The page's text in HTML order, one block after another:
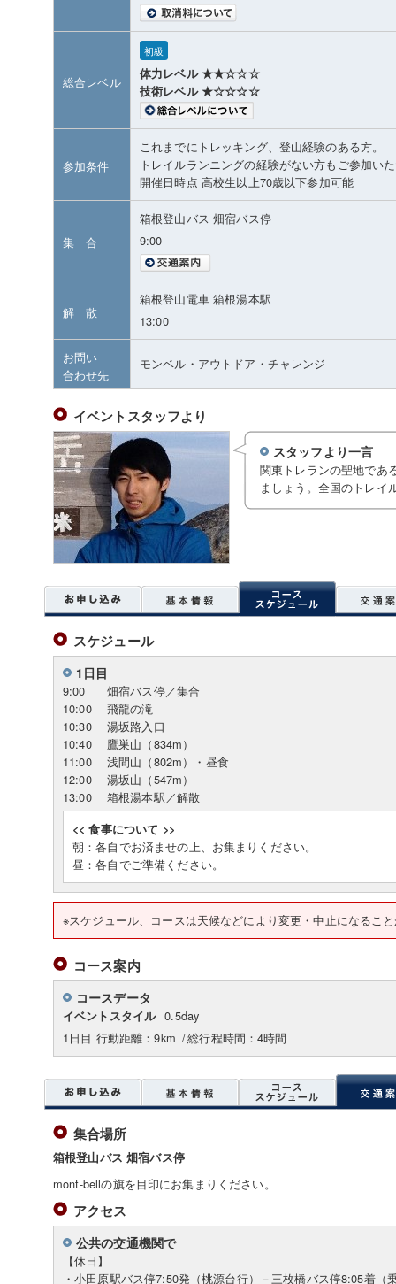
総合レベル
初級
体力レベル ★★☆☆☆
技術レベル ★☆☆☆☆
参加条件
これまでにトレッキング、登山経験のある方。
トレイルランニングの経験がない方もご参加い
開催日時点 高校生以上70歳以下参加可能
集 合
箱根登山バス 畑宿バス停
9:00
解 散
箱根登山電車 箱根湯本駅
13:00
お問い
合わせ先
モンベル・アウトドア・チャレンジ
イベントスタッフより
スタッフより一言
関東トレランの聖地であ
ましょう。全国のトレイ
スケジュール
1日目
9:00
畑宿バス停／集合
10:00
飛龍の滝
10:30
湯坂路入口
10:40
鷹巣山（834m）
11:00
浅間山（802m）・昼食
12:00
湯坂山（547m）
13:00
箱根湯本駅／解散
<< 食事について >>
朝：各自でお済ませの上、お集まりください。
昼：各自でご準備ください。
※スケジュール、コースは天候などにより変更・中止になるこ
コース案内
コースデータ
イベントスタイル 0.5day
1日目 行動距離：9km /総行程時間：4時間
集合場所
箱根登山バス 畑宿バス停
mont-bellの旗を目印にお集まりください。
アクセス
公共の交通機関で
【休日】
・小田原駅バス停7:50発（桃源台行）－三枚橋バス停8:05着